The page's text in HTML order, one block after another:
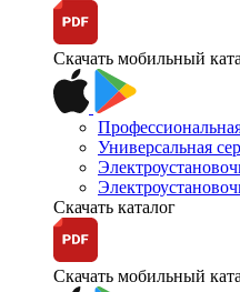
Скачать мобильный
Универсальная
Скачать каталог
Скачать мобильный